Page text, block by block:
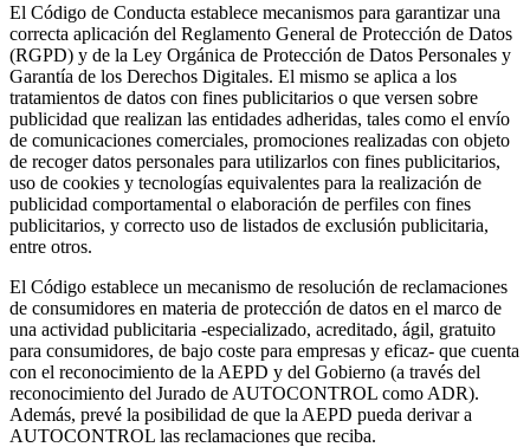
El Código de Conducta establece mecanismos para garantizar una
correcta aplicación del Reglamento General de Protección de Datos
(RGPD) y de la Ley Orgánica de Protección de Datos Personales y
Garantía de los Derechos Digitales. El mismo se aplica a los
tratamientos de datos con fines publicitarios o que versen sobre
publicidad que realizan las entidades adheridas, tales como el envío
de comunicaciones comerciales, promociones realizadas con objeto
de recoger datos personales para utilizarlos con fines publicitarios,
uso de cookies y tecnologías equivalentes para la realización de
publicidad comportamental o elaboración de perfiles con fines
publicitarios, y correcto uso de listados de exclusión publicitaria,
entre otros.
El Código establece un mecanismo de resolución de reclamaciones
de consumidores en materia de protección de datos en el marco de
una actividad publicitaria -especializado, acreditado, ágil, gratuito
para consumidores, de bajo coste para empresas y eficaz- que cuenta
con el reconocimiento de la AEPD y del Gobierno (a través del
reconocimiento del Jurado de AUTOCONTROL como ADR).
Además, prevé la posibilidad de que la AEPD pueda derivar a
AUTOCONTROL las reclamaciones que reciba.